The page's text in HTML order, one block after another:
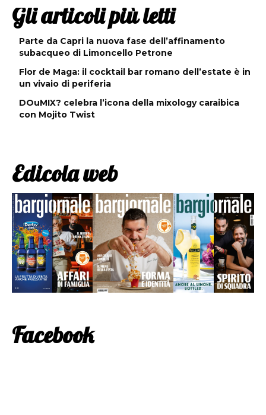
Gli articoli più letti
Parte da Capri la nuova fase dell’affinamento
subacqueo di Limoncello Petrone
Flor de Maga: il cocktail bar romano dell’estate è in
un vivaio di periferia
DOuMIX? celebra l’icona della mixology caraibica
con Mojito Twist
Edicola web
Facebook